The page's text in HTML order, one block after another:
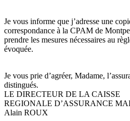
Je vous informe que j’adresse une
correspondance à la CPAM de
prendre les mesures nécessaires au
évoquée.
Je vous prie d’agréer, Madame,
distingués.
LE DIRECTEUR DE LA CAISSE
REGIONALE D’ASSURANCE
Alain ROUX